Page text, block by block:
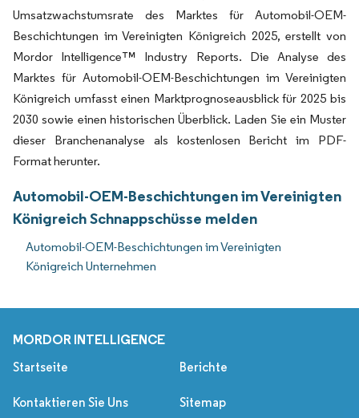
Umsatzwachstumsrate des Marktes für Automobil-OEM-
Beschichtungen im Vereinigten Königreich 2025, erstellt von
Mordor Intelligence™ Industry Reports. Die Analyse des
Marktes für Automobil-OEM-Beschichtungen im Vereinigten
Königreich umfasst einen Marktprognoseausblick für 2025 bis
2030 sowie einen historischen Überblick. Laden Sie ein Muster
dieser Branchenanalyse als kostenlosen Bericht im PDF-
Format herunter.
Automobil-OEM-Beschichtungen im Vereinigten
Königreich Schnappschüsse melden
Automobil-OEM-Beschichtungen im Vereinigten
Königreich Unternehmen
MORDOR INTELLIGENCE
Startseite Berichte
Kontaktieren Sie Uns Sitemap